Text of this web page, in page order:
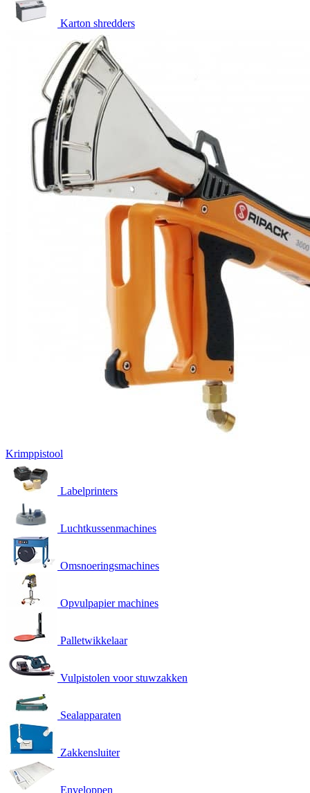
Karton shredders
Krimppistool
Labelprinters
Luchtkussenmachines
Omsnoeringsmachines
Opvulpapier machines
Palletwikkelaar
Vulpistolen voor stuwzakken
Sealapparaten
Zakkensluiter
Enveloppen